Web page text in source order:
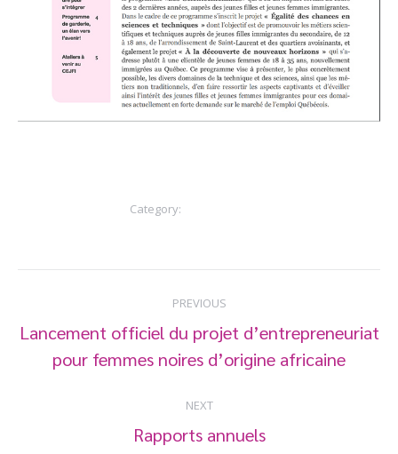
Category:
navigation
PREVIOUS
Previous
post:
Lancement officiel du projet d’entrepreneuriat
pour femmes noires d’origine africaine
NEXT
Next
Rapports annuels